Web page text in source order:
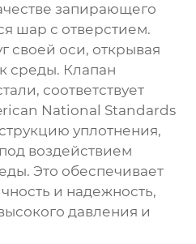
запирающего
шар с отверстием.
своей оси, открывая
среды. Клапан
соответствует
National Standards
уплотнения,
воздействием
Это обеспечивает
и надежность,
давления и